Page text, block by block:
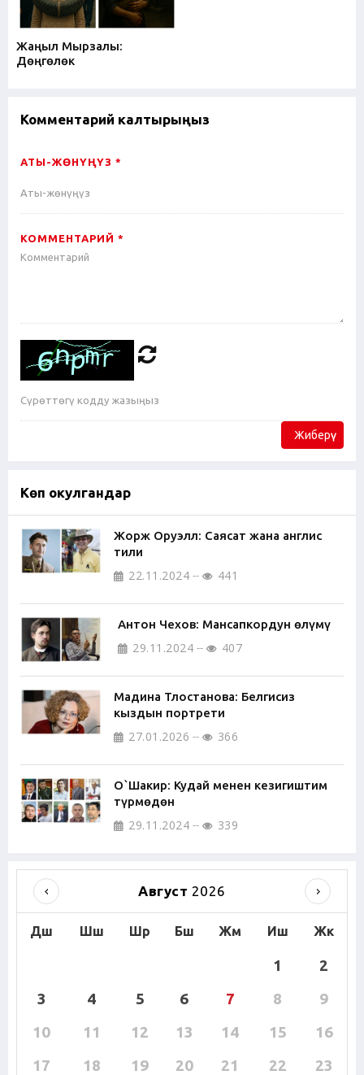
Жаңыл Мырзалы:
Дөңгөлөк
Комментарий калтырыңыз
АТЫ-ЖӨНҮҢҮЗ *
КОММЕНТАРИЙ *
Жиберүү
Көп окулгандар
Жорж Оруэлл: Саясат жана англис
тили
22.11.2024 441
Антон Чехов: Мансапкордун өлүмү
29.11.2024 407
Мадина Тлостанова: Белгисиз
кыздын портрети
27.01.2026 366
О`Шакир: Кудай менен кезигиштим
түрмөдөн
29.11.2024 339
Август 2026
Дш Шш Шр Бш Жм Иш Жк
1
2
3
4 5 6 7 8
9
10
11 12 13 14 15
16
17
18 19 20 21 22
23